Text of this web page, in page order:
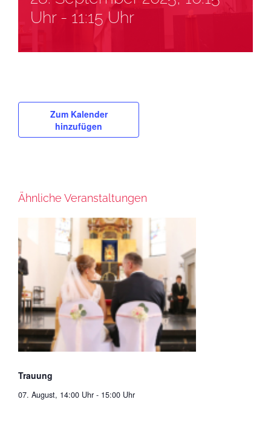
Uhr- 11:15 Uhr
Zum Kalender
hinzufügen
Ähnliche Veranstaltungen
Trauung
07. August, 14:00 Uhr - 15:00 Uhr